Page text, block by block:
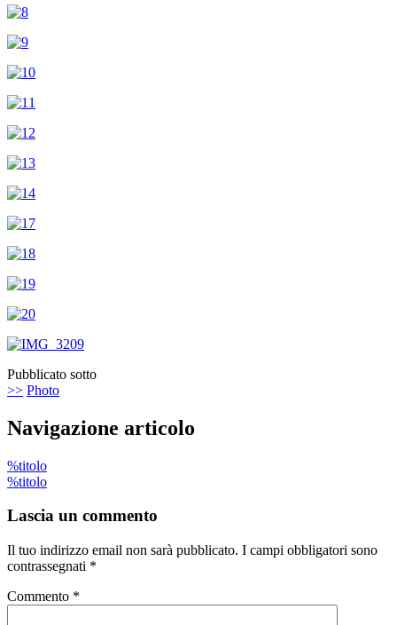
Pubblicato sotto
>> Photo
Navigazione articolo
%titolo
%titolo
Lascia un commento
Il tuo indirizzo email non sarà pubblicato. I campi obbligatori sono
contrassegnati *
Commento *